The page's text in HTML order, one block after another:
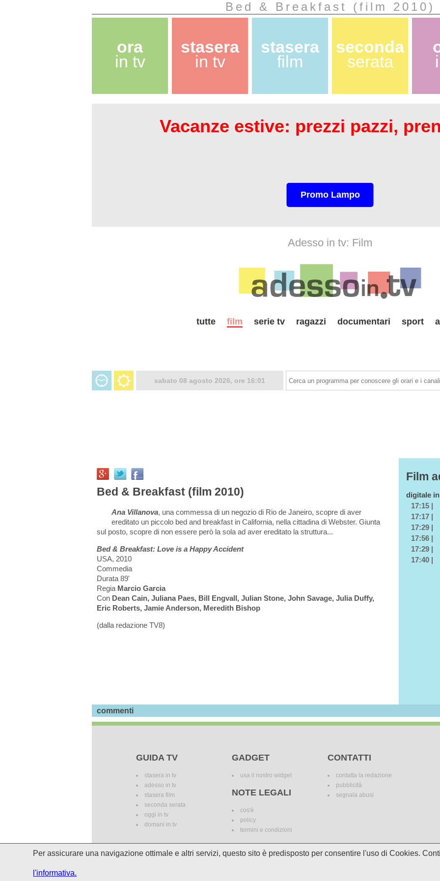
Bed & Breakfast (film 2010)
ora
in tv
stasera
in tv
stasera
film
seconda
serata
Vacanze estive: prezzi pazzi,
Promo Lampo
Adesso in tv: Film
tutte film serie tv ragazzi documentari sport
sabato 08 agosto 2026, ore 16:01
Bed & Breakfast (film 2010)
Ana Villanova, una commessa di un negozio di Rio de Janeiro, scopre di aver
ereditato un piccolo bed and breakfast in California, nella cittadina di Webster. Giunta
sul posto, scopre di non essere però la sola ad aver ereditato la struttura...
Bed & Breakfast: Love is a Happy Accident
USA, 2010
Commedia
Durata 89'
Regia Marcio Garcia
Con Dean Cain, Juliana Paes, Bill Engvall, Julian Stone, John Savage, Julia Duffy,
Eric Roberts, Jamie Anderson, Meredith Bishop
(dalla redazione TV8)
Film
digitale
17:15 |
17:17 |
17:29 |
17:56 |
17:29 |
17:40 |
commenti
GUIDA TV
stasera in tv
adesso in tv
stasera film
seconda serata
oggi in tv
domani in tv
GADGET
usa il nostro widget
NOTE LEGALI
cos'è
policy
termini e condizioni
CONTATTI
contatta la redazione
pubblicità
segnala abusi
I palinsesti potrebbero subire delle variazioni. I marchi dei canali televisivi appartengono ai legittimi proprietari. Le
incomplete e/o errate.
Per assicurare una navigazione ottimale e altri servizi, questo sito è predisposto per consentire l'uso di Cookies.
l'informativa.